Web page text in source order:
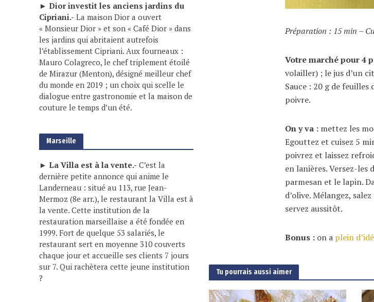
► Dior investit les anciens jardins du
Cipriani.- La maison Dior a ouvert
« Monsieur Dior » et son « Café Dior » dans
les jardins qui abritaient autrefois
l’établissement Cipriani. Aux fourneaux :
Mauro Colagreco, le chef triplement étoilé
de Mirazur (Menton), désigné meilleur chef
du monde en 2019 ; un choix qui scelle le
dialogue entre gastronomie et la maison de
couture le temps d’un été.
Marseille
► La Villa est à la vente.- C’est la
dernière petite annonce qui anime le
Landerneau : situé au 113, rue Jean-
Mermoz (8e arr.), le restaurant la Villa est à
la vente. Cette institution de la
restauration marseillaise a été fondée en
1999. Fort de quelque 53 salariés, le
restaurant sert en moyenne 310 couverts
chaque jour et accueille ses clients 7 jours
sur 7. Qui rachètera cette jeune institution
?
Préparation : 15 min –
Votre marché pour 4
volailler) ; le jus d’un
Sauce : 20 g de feuilles
poivre.
On y va : mettez les
Egouttez et cuisez 5
poivrez et laissez
en lanières. Versez-les
parmesan et le lapin.
d’olive. Mélangez,
servez aussitôt.
Bonus : on a plein
Tu pourrais aussi aimer